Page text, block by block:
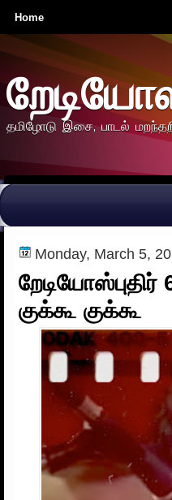
Home
தமிழோடு இசை, பாடல்
Monday, March 5,
றேடியோஸ்புதிர்
குக்கூ குக்கூ